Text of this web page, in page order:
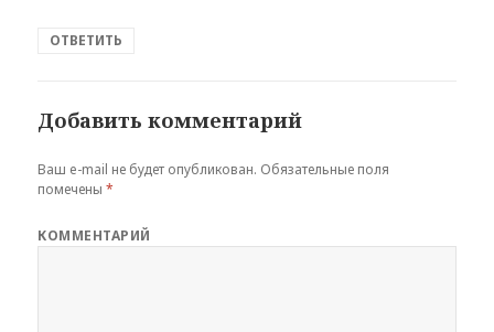
ОТВЕТИТЬ
Добавить комментарий
Ваш e-mail не будет опубликован. Обязательные поля
помечены*
КОММЕНТАРИЙ